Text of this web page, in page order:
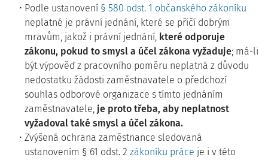
Podle ustanovení § 580 odst. 1 občanského zákoníku
neplatné je právní jednání, které se příčí dobrým
mravům, jakož i právní jednání, které odporuje
zákonu, pokud to smysl a účel zákona vyžaduje; má-li
být výpověď z pracovního poměru neplatná z důvodu
nedostatku žádosti zaměstnavatele o předchozí
souhlas odborové organizace s tímto jednáním
zaměstnavatele, je proto třeba, aby neplatnost
vyžadoval také smysl a účel zákona.
Zvýšená ochrana zaměstnance sledovaná
ustanovením § 61 odst. 2 zákoníku práce je i v této